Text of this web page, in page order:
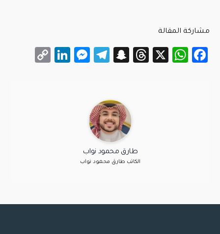
مشاركة المقالة
Facebook
WhatsApp
X
Threads
Snapchat
Telegram
Messenger
طارق محمود نواب
الكاتب طارق محمود نواب